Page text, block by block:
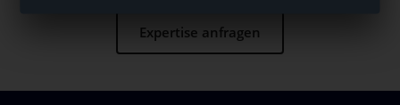
Expertise anfragen